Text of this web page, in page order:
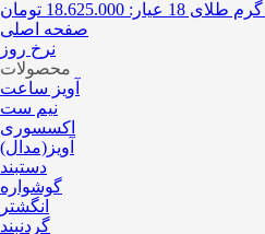
18 عیار:
18.625.000 تومان
صفحه اصلی
نرخ روز
محصولات
آویز ساعت
نیم ست
اکسسوری
آویز(مدال)
دستبند
گوشواره
انگشتر
گردنبند